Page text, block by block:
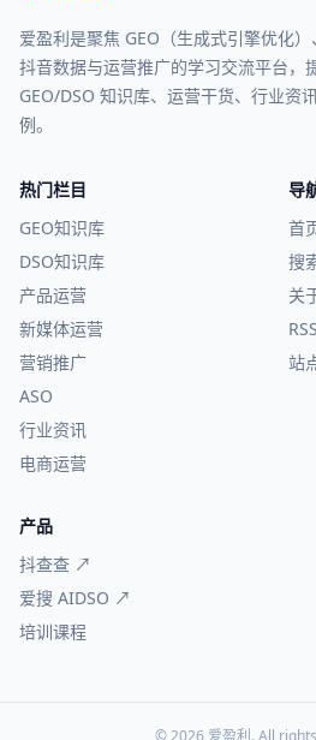
爱盈利是聚焦 GEO（生成式引擎优化）
抖音数据与运营推广的学习交流平台，
GEO/DSO 知识库、运营干货、行业资
例。
热门栏目
GEO知识库
DSO知识库
产品运营
新媒体运营
营销推广
ASO
行业资讯
电商运营
导
首
搜
关
站
产品
抖查查 ↗
爱搜 AIDSO ↗
培训课程
© 2026 爱盈利. All